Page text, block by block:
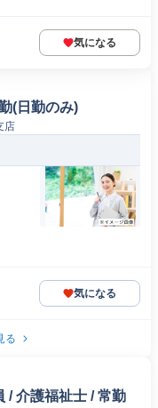
気になる
(日勤のみ)
店
気になる
る
/ 介護福祉士 / 常勤